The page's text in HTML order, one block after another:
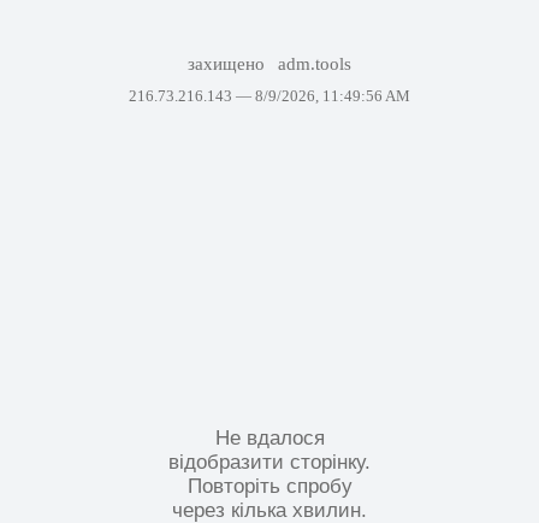
захищено adm.tools
216.73.216.143 — 8/9/2026, 11:49:56 AM
Не вдалося
відобразити сторінку.
Повторіть спробу
через кілька хвилин.